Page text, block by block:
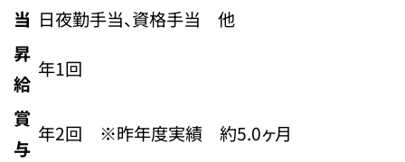
当 日夜勤手当、資格手当 他
昇
給
年1回
賞
与
年2回 ※昨年度実績 約5.0ヶ月